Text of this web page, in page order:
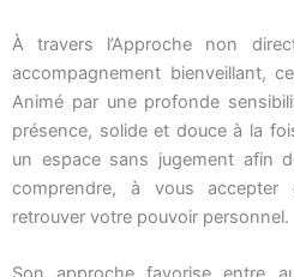
À travers l’Approche non
accompagnement bienveillant,
Animé par une profonde
présence, solide et douce à la
un espace sans jugement afin
comprendre, à vous
retrouver votre pouvoir personnel.